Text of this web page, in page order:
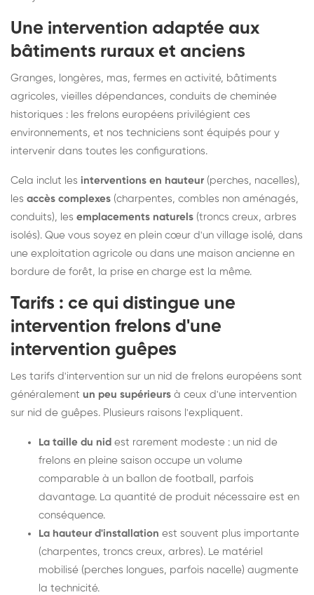
Une intervention adaptée aux
bâtiments ruraux et anciens
Granges, longères, mas, fermes en activité, bâtiments
agricoles, vieilles dépendances, conduits de cheminée
historiques : les frelons européens privilégient ces
environnements, et nos techniciens sont équipés pour y
intervenir dans toutes les configurations.
Cela inclut les interventions en hauteur (perches, nacelles),
les accès complexes (charpentes, combles non aménagés,
conduits), les emplacements naturels (troncs creux, arbres
isolés). Que vous soyez en plein cœur d'un village isolé, dans
une exploitation agricole ou dans une maison ancienne en
bordure de forêt, la prise en charge est la même.
Tarifs : ce qui distingue une
intervention frelons d'une
intervention guêpes
Les tarifs d'intervention sur un nid de frelons européens sont
généralement un peu supérieurs à ceux d'une intervention
sur nid de guêpes. Plusieurs raisons l'expliquent.
La taille du nid est rarement modeste : un nid de
frelons en pleine saison occupe un volume
comparable à un ballon de football, parfois
davantage. La quantité de produit nécessaire est en
conséquence.
La hauteur d'installation est souvent plus importante
(charpentes, troncs creux, arbres). Le matériel
mobilisé (perches longues, parfois nacelle) augmente
la technicité.